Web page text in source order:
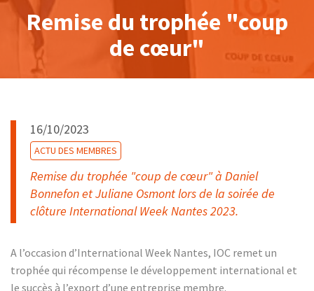
Remise du trophée "coup
de cœur"
16/10/2023
ACTU DES MEMBRES
Remise du trophée "coup de cœur" à Daniel
Bonnefon et Juliane Osmont lors de la soirée de
clôture International Week Nantes 2023.
A l’occasion d’International Week Nantes, IOC remet un
trophée qui récompense le développement international et
le succès à l’export d’une entreprise membre.